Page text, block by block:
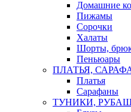
Домашние
Пижамы
Сорочки
Халаты
Шорты,
Пеньюары
ПЛАТЬЯ,
Платья
Сарафаны
ТУНИКИ,